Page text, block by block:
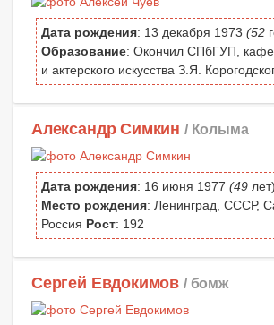
Дата рождения: 13 декабря 1973 (52
Образование: Окончил СПбГУП,
и актерского искусства З.Я.
Александр Симкин / Колыма
Дата рождения: 16 июня 1977 (49 лет)
Место рождения: Ленинград, СССР,
Россия Рост: 192
Сергей Евдокимов / бомж